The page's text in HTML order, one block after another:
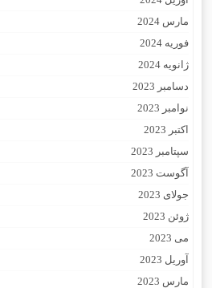
مارس 2024
فوریه 2024
ژانویه 2024
دسامبر 2023
نوامبر 2023
اکتبر 2023
سپتامبر 2023
آگوست 2023
جولای 2023
ژوئن 2023
می 2023
آوریل 2023
مارس 2023